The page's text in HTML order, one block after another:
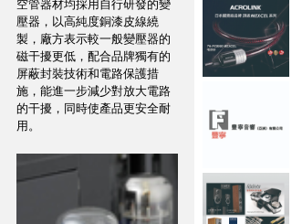
空管器材均採用自行研發的變
壓器，以高純度銅漆皮線繞
製，廠方表示較一般變壓器的
磁干擾更低，配合品牌獨有的
屏蔽封裝技術和電路保護措
施，能進一步減少對放大電路
的干擾，同時使產品更安全耐
用。